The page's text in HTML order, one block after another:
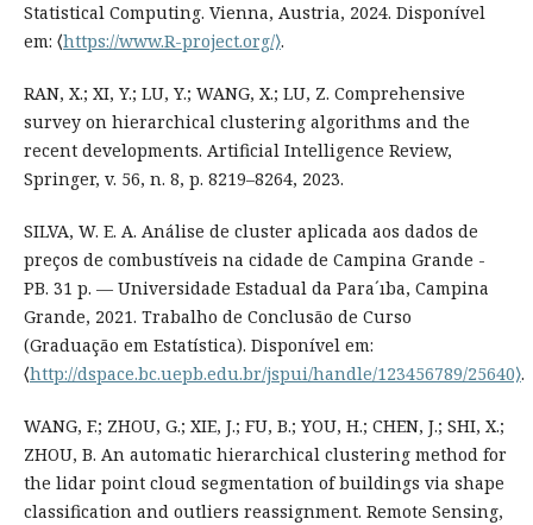
Statistical Computing. Vienna, Austria, 2024. Disponível
em: ⟨https://www.R-project.org/⟩.
RAN, X.; XI, Y.; LU, Y.; WANG, X.; LU, Z. Comprehensive
survey on hierarchical clustering algorithms and the
recent developments. Artificial Intelligence Review,
Springer, v. 56, n. 8, p. 8219–8264, 2023.
SILVA, W. E. A. Análise de cluster aplicada aos dados de
preços de combustíveis na cidade de Campina Grande -
PB. 31 p. — Universidade Estadual da Para´ıba, Campina
Grande, 2021. Trabalho de Conclusão de Curso
(Graduação em Estatística). Disponível em:
⟨http://dspace.bc.uepb.edu.br/jspui/handle/123456789/25640⟩.
WANG, F.; ZHOU, G.; XIE, J.; FU, B.; YOU, H.; CHEN, J.; SHI, X.;
ZHOU, B. An automatic hierarchical clustering method for
the lidar point cloud segmentation of buildings via shape
classification and outliers reassignment. Remote Sensing,